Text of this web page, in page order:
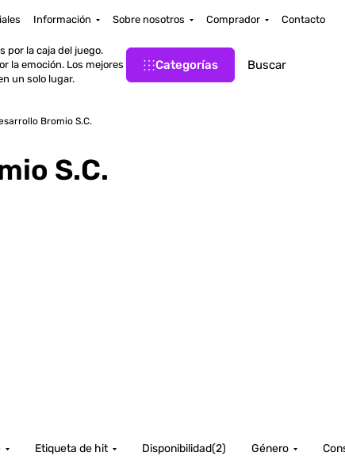
Información Sobre nosotros Comprador Contacto
por la caja del juego.
la emoción. Los mejores
un solo lugar.
Categorías
Bromio S.C.
S.C.
Etiqueta de hit Disponibilidad(2) Género